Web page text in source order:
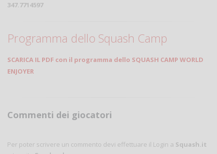
347.7714597
Programma dello Squash Camp
SCARICA IL PDF con il programma dello SQUASH CAMP WORLD
ENJOYER
Commenti dei giocatori
Per poter scrivere un commento devi effettuare il Login a Squash.it